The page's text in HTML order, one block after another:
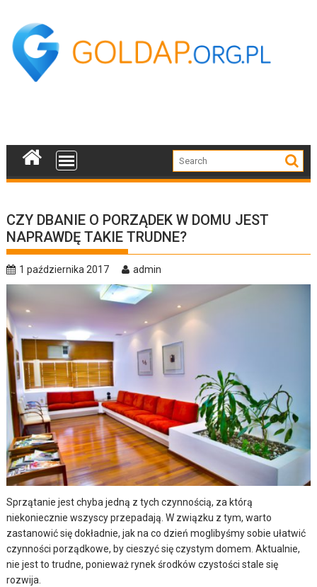
content
CZY DBANIE O PORZĄDEK W DOMU JEST
NAPRAWDĘ TAKIE TRUDNE?
1 października 2017 admin
Sprzątanie jest chyba jedną z tych czynnością, za którą
niekoniecznie wszyscy przepadają. W związku z tym, warto
zastanowić się dokładnie, jak na co dzień moglibyśmy sobie ułatwić
czynności porządkowe, by cieszyć się czystym domem. Aktualnie,
nie jest to trudne, ponieważ rynek środków czystości stale się
rozwija.